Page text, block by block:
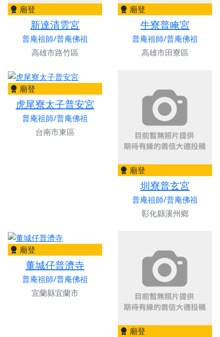
廟登
新達清雲宮
普庵祖師/普庵佛祖
高雄市路竹區
廟登
牛寮普唵宮
普庵祖師/普庵佛祖
高雄市田寮區
廟登
虎尾寮太子普安宮
普庵祖師/普庵佛祖
台南市東區
廟登
圳寮普玄宮
普庵祖師/普庵佛祖
彰化縣溪州鄉
廟登
董城仔普濟寺
普庵祖師/普庵佛祖
宜蘭縣宜蘭市
廟登